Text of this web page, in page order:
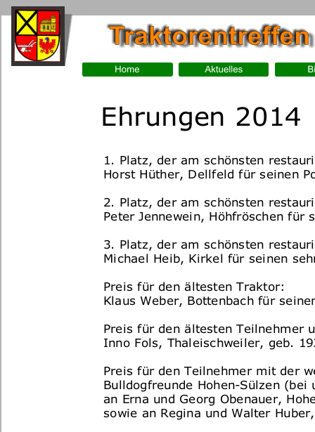
1. Platz, der am schönsten
Horst Hüther, Dellfeld für seinen
2. Platz, der am schönsten
Peter Jennewein, Höhfröschen für
3. Platz, der am schönsten
Michael Heib, Kirkel für seinen
Preis für den ältesten Traktor:
Klaus Weber, Bottenbach für
Preis für den ältesten Teilnehmer
Inno Fols, Thaleischweiler, geb.
Preis für den Teilnehmer mit der
Bulldogfreunde Hohen-Sülzen
an Erna und Georg Obenauer,
sowie an Regina und Walter
Ehrungen 2014